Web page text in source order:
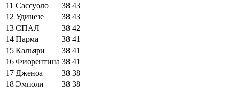
11 Сассуоло 38 43
12 Удинезе 38 43
13 СПАЛ 38 42
14 Парма 38 41
15 Кальяри 38 41
16 Фиорентина 38 41
17 Дженоа 38 38
18 Эмполи 38 38